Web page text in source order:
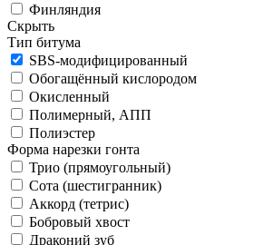
Финляндия
Скрыть
Тип битума
SBS-модифицированный
Обогащённый кислородом
Окисленный
Полимерный, АПП
Полиэстер
Форма нарезки гонта
Трио (прямоугольный)
Сота (шестигранник)
Аккорд (тетрис)
Бобровый хвост
Драконий зуб